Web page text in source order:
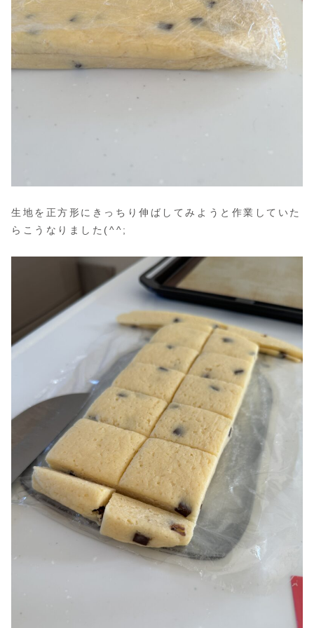
生地を正方形にきっちり伸ばしてみようと作業していた
らこうなりました(^^;